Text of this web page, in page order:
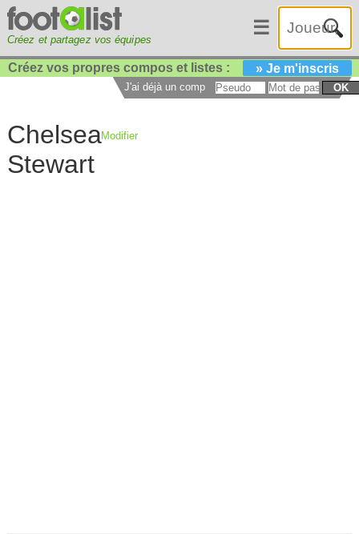
Créez et partagez vos équipes
☰
Créez vos propres compos et listes : » Je m'inscris
J'ai déjà un compte : OK
Chelsea
Stewart
Modifier